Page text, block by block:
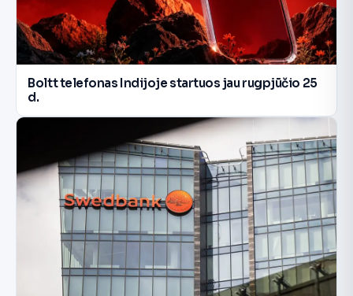
Boltt telefonas Indijoje startuos jau rugpjūčio 25
d.